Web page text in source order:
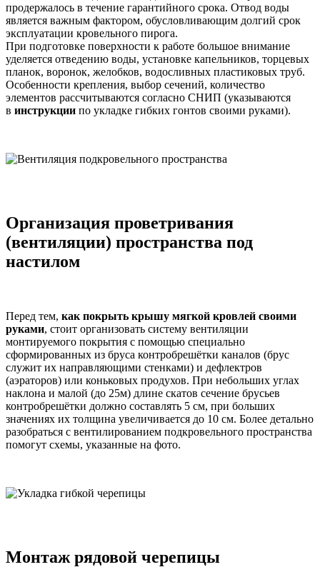
продержалось в течение гарантийного срока. Отвод воды
является важным фактором, обусловливающим долгий срок
эксплуатации кровельного пирога.
При подготовке поверхности к работе большое внимание
уделяется отведению воды, установке капельников, торцевых
планок, воронок, желобков, водосливных пластиковых труб.
Особенности крепления, выбор сечений, количество
элементов рассчитываются согласно СНИП (указываются
в инструкции по укладке гибких гонтов своими руками).
Организация проветривания
(вентиляции) пространства под
настилом
Перед тем, как покрыть крышу мягкой кровлей своими
руками, стоит организовать систему вентиляции
монтируемого покрытия с помощью специально
сформированных из бруса контробрешётки каналов (брус
служит их направляющими стенками) и дефлектров
(аэраторов) или коньковых продухов. При небольших углах
наклона и малой (до 25м) длине скатов сечение брусьев
контробрешётки должно составлять 5 см, при больших
значениях их толщина увеличивается до 10 см. Более детально
разобраться с вентилированием подкровельного пространства
помогут схемы, указанные на фото.
Монтаж рядовой черепицы